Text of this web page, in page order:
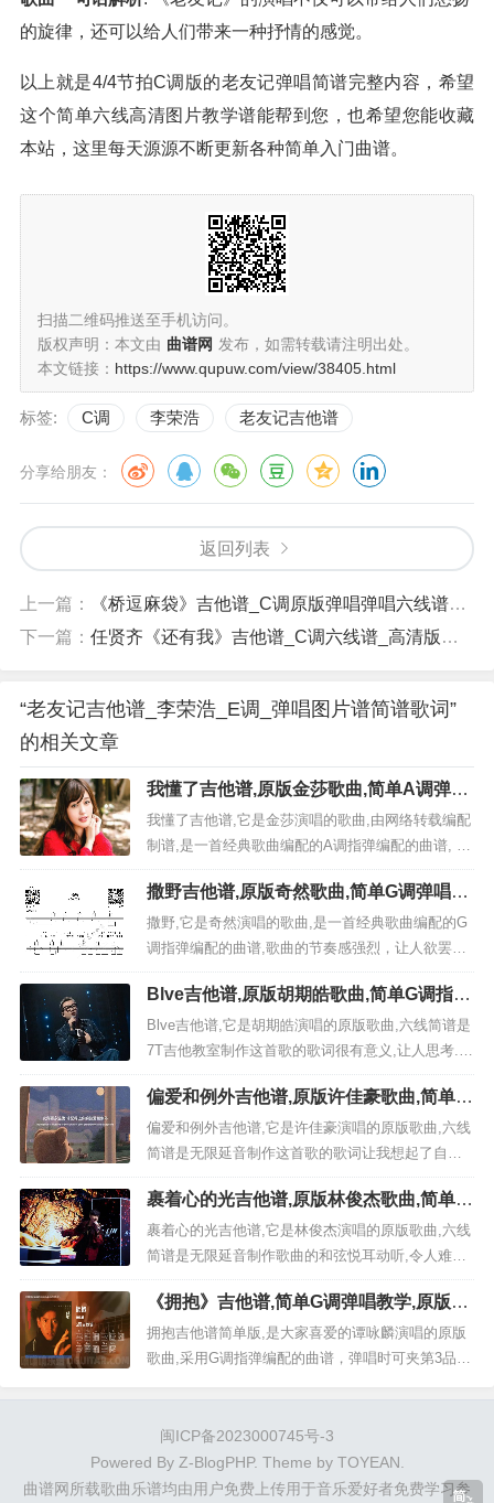
的旋律，还可以给人们带来一种抒情的感觉。
以上就是4/4节拍C调版的老友记弹唱简谱完整内容，希望
这个简单六线高清图片教学谱能帮到您，也希望您能收藏
本站，这里每天源源不断更新各种简单入门曲谱。
扫描二维码推送至手机访问。
版权声明：本文由 曲谱网 发布，如需转载请注明出处。
本文链接： https://www.qupuw.com/view/38405.html
标签: C调 李荣浩 老友记吉他谱
分享给朋友：
返回列表
上一篇：
《桥逗麻袋》吉他谱_C调原版弹唱弹唱六线谱_高清图片谱_陈粒简谱歌词
下一篇： 任贤齐《还有我》吉他谱_C调六线谱_高清版简谱歌词
“老友记吉他谱_李荣浩_E调_弹唱图片谱简谱歌词”
的相关文章
我懂了吉他谱,原版金莎歌曲,简单A调弹唱
教学,网络转载版六线指弹简谱图
我懂了吉他谱,它是金莎演唱的歌曲,由网络转载编配
制谱,是一首经典歌曲编配的A调指弹编配的曲谱, 歌
曲选自《星月神话》专辑非常好听的弹唱曲谱,下面2
张高清曲谱由吉它简谱网为大家更新分享,有喜欢吉
它的朋友欢迎关注！ 视频教程 免登录,完全免费六
线曲谱,点击图片直接可直接另存下载 《我懂...
撒野吉他谱,原版奇然歌曲,简单G调弹唱教
学,六线谱指弹简谱2张图
撒野,它是奇然演唱的歌曲,是一首经典歌曲编配的G
调指弹编配的曲谱,歌曲的节奏感强烈，让人欲罢不
能。 是非常好听又简单的吉它弹唱乐谱,下面2张高
清曲谱由曲谱网qupuw.com为大家更新分享,有喜欢
吉它的朋友欢迎关注！ 免登录,完全免费六线曲谱,
点击图片直接可直接另存下载...
Blve吉他谱,原版胡期皓歌曲,简单G调指弹
曲谱,高清六线乐谱
Blve吉他谱,它是胡期皓演唱的原版歌曲,六线简谱是
7T吉他教室制作这首歌的歌词很有意义,让人思考.这
是一首经典歌曲编配的G调指弹吉他谱子,也是非常
好听又简单的中难度的入门弹唱曲谱,下面极网吉它
谱为大家分享高清图片谱,有喜欢吉它的朋友欢迎关
注！ 曲谱解析 《Blve吉他谱_胡期皓_《Blve...
偏爱和例外吉他谱,原版许佳豪歌曲,简单G
调指弹曲谱,高清六线乐谱
偏爱和例外吉他谱,它是许佳豪演唱的原版歌曲,六线
简谱是无限延音制作这首歌的歌词让我想起了自己
的经历.这是一首经典歌曲编配的G调指弹吉他谱子,
也是非常好听又简单的中难度的入门弹唱曲谱,下面
极网吉它谱为大家分享高清图片谱,有喜欢吉它的朋
友欢迎关注！ 曲谱解析 《《偏爱和例外》吉他谱_
许佳豪_G调...
裹着心的光吉他谱,原版林俊杰歌曲,简单C
调指弹曲谱,高清六线乐谱
裹着心的光吉他谱,它是林俊杰演唱的原版歌曲,六线
简谱是无限延音制作歌曲的和弦悦耳动听,令人难以
忘怀.这是一首经典歌曲编配的C调指弹吉他谱子,也
是非常好听又简单的中难度的入门弹唱曲谱,下面极
网吉它谱为大家分享高清图片谱,有喜欢吉它的朋友
欢迎关注！ 曲谱解析 《《裹着心的光》吉他谱_林
《拥抱》吉他谱,简单G调弹唱教学,原版谭
咏麟歌曲,3张六线指弹简谱图
拥抱吉他谱简单版,是大家喜爱的谭咏麟演唱的原版
歌曲,采用G调指弹编配的曲谱，弹唱时可夹第3品
教学采用G调，是非常优美好听的歌曲。 以下3张完
整高清txt曲谱图片由吴京吉它谱为大家免费分
享。...
闽ICP备2023000745号-3
Powered By Z-BlogPHP. Theme by TOYEAN
曲谱网所载歌曲乐谱均由用户免费上传用于音乐爱好者免费学习参